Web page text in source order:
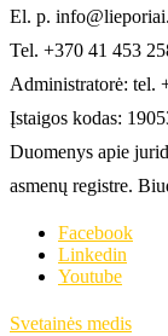
El. p.
Tel. +370 41 453
Administratorė: tel.
Įstaigos kodas:
Duomenys apie
asmenų registre.
Facebook
Linkedin
Youtube
Svetainės medis